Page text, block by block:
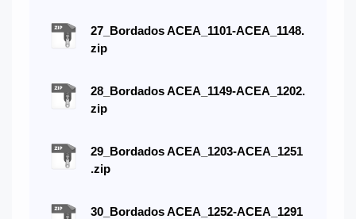
27_Bordados ACEA_1101-ACEA_1148.
zip
28_Bordados ACEA_1149-ACEA_1202.
zip
29_Bordados ACEA_1203-ACEA_1251
.zip
30_Bordados ACEA_1252-ACEA_1291